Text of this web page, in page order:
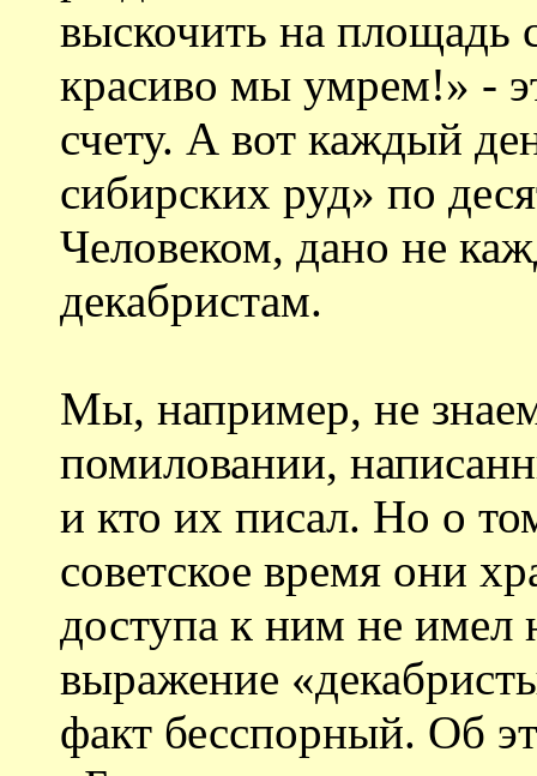
выскочить на площадь
красиво мы умрем!» -
счету. А вот каждый
сибирских руд» по
Человеком, дано не
декабристам.
Мы, например, не
помиловании,
и кто их писал. Но о
советское время они
доступа к ним не имел
выражение
факт бесспорный. Об